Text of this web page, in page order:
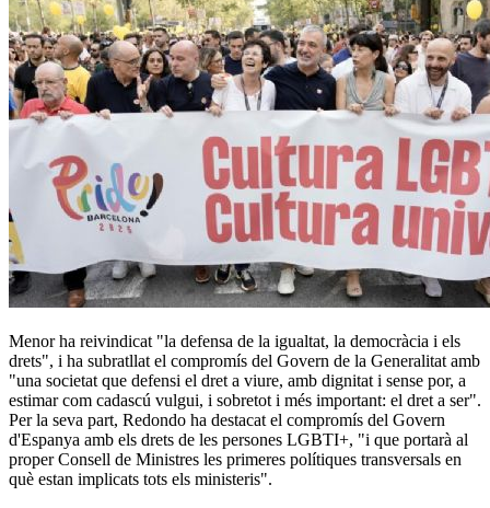
Menor ha reivindicat "la defensa de la igualtat, la democràcia i els
drets", i ha subratllat el compromís del Govern de la Generalitat amb
"una societat que defensi el dret a viure, amb dignitat i sense por, a
estimar com cadascú vulgui, i sobretot i més important: el dret a ser".
Per la seva part, Redondo ha destacat el compromís del Govern
d'Espanya amb els drets de les persones LGBTI+, "i que portarà al
proper Consell de Ministres les primeres polítiques transversals en
què estan implicats tots els ministeris".